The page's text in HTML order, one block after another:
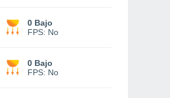
0 Bajo
FPS: No
0 Bajo
FPS: No